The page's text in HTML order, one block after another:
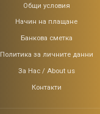
Общи условия
Начин на плащане
Банкова сметка
Политика за личните данни
За Нас / About us
Контакти